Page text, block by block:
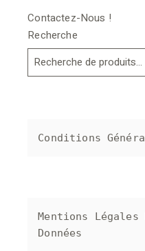
Contactez-Nous !
Recherche
Conditions
Mentions
Données